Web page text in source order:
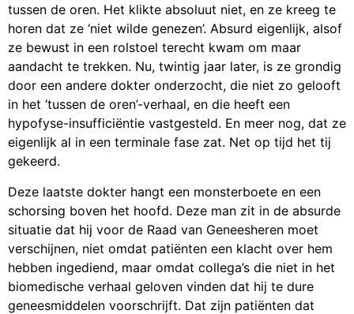
tussen de oren. Het klikte absoluut niet, en ze kreeg te
horen dat ze ‘niet wilde genezen’. Absurd eigenlijk, alsof
ze bewust in een rolstoel terecht kwam om maar
aandacht te trekken. Nu, twintig jaar later, is ze grondig
door een andere dokter onderzocht, die niet zo gelooft
in het ‘tussen de oren’-verhaal, en die heeft een
hypofyse-insufficiëntie vastgesteld. En meer nog, dat ze
eigenlijk al in een terminale fase zat. Net op tijd het tij
gekeerd.
Deze laatste dokter hangt een monsterboete en een
schorsing boven het hoofd. Deze man zit in de absurde
situatie dat hij voor de Raad van Geneesheren moet
verschijnen, niet omdat patiënten een klacht over hem
hebben ingediend, maar omdat collega’s die niet in het
biomedische verhaal geloven vinden dat hij te dure
geneesmiddelen voorschrijft. Dat zijn patiënten dat